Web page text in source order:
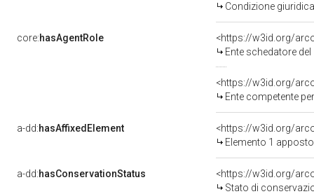
Condizione
core:hasAgentRole
<https://w3id.org/
Ente schedatore del bene
<https://w3id.org/
Ente competente per tutela
a-dd:hasAffixedElement
<https://w3id.org/
Elemento 1
a-dd:hasConservationStatus
<https://w3id.org/
Stato di